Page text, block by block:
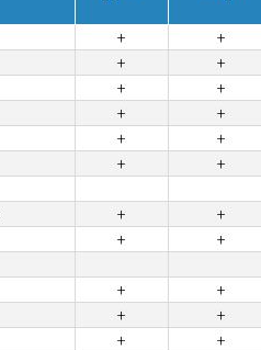
+ +
+ +
+ +
+ +
+ +
+ +
+ +
+ +
+ +
+ +
+ +